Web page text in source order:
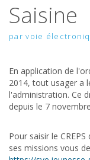
Saisine
par voie
En application de
2014, tout usager a
l'administration. Ce
depuis le 7
Pour saisir le
ses missions vous